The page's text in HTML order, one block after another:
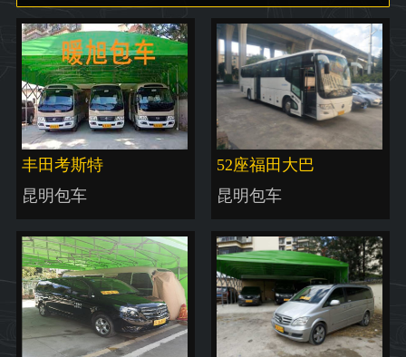
丰田考斯特
昆明包车
52座福田大巴
昆明包车